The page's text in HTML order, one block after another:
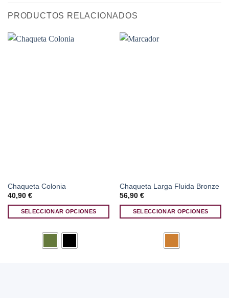
PRODUCTOS RELACIONADOS
Chaqueta Colonia
40,90 €
SELECCIONAR OPCIONES
Chaqueta Larga Fluida Bronze
56,90 €
SELECCIONAR OPCIONES